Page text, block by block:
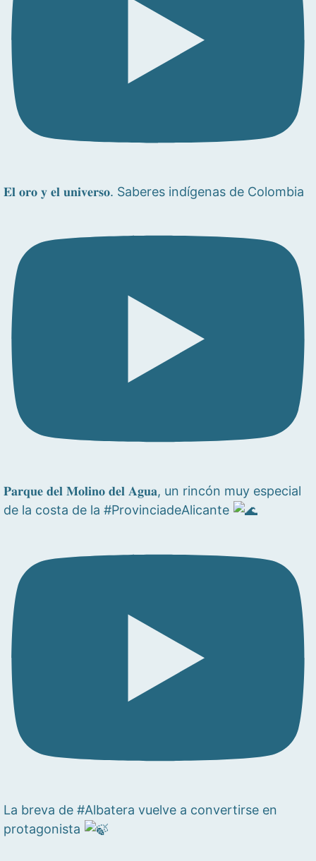
𝐄𝐥 𝐨𝐫𝐨 𝐲 𝐞𝐥 𝐮𝐧𝐢𝐯𝐞𝐫𝐬𝐨. Saberes indígenas de Colombia
𝐏𝐚𝐫𝐪𝐮𝐞 𝐝𝐞𝐥 𝐌𝐨𝐥𝐢𝐧𝐨 𝐝𝐞𝐥 𝐀𝐠𝐮𝐚, un rincón muy especial
de la costa de la #ProvinciadeAlicante
La breva de #Albatera vuelve a convertirse en
protagonista